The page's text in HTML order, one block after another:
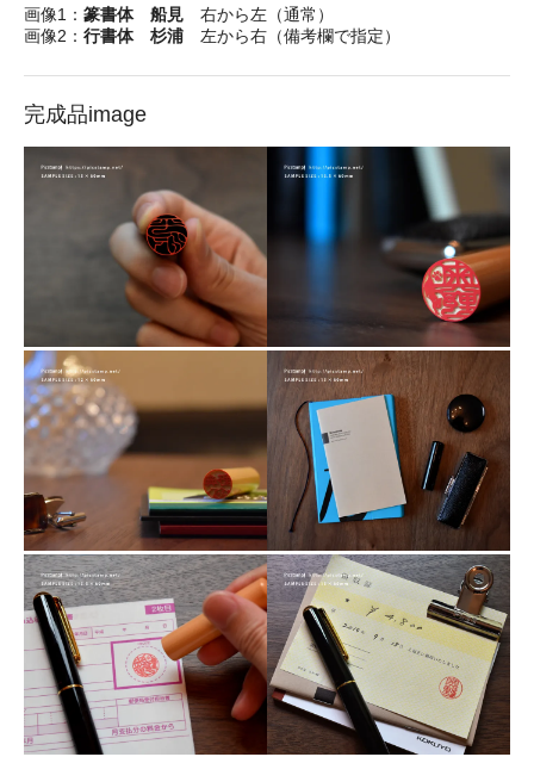
画像1： 篆書体 船見 右から左（通常）
画像2： 行書体 杉浦 左から右（備考欄で指定）
完成品image